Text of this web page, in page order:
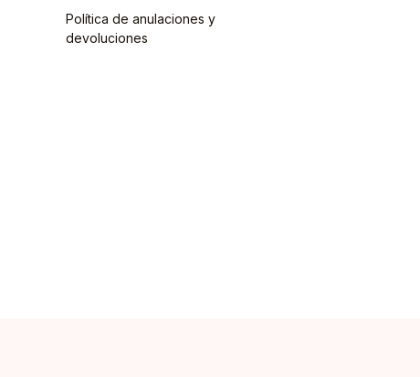
Política de anulaciones y
devoluciones